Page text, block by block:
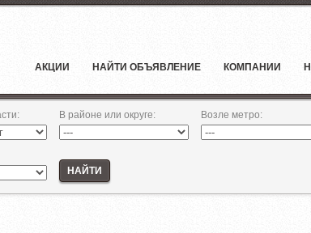
АКЦИИ НАЙТИ ОБЪЯВЛЕНИЕ КОМПАНИИ
: В районе или округе: Возле метро:
НАЙТИ